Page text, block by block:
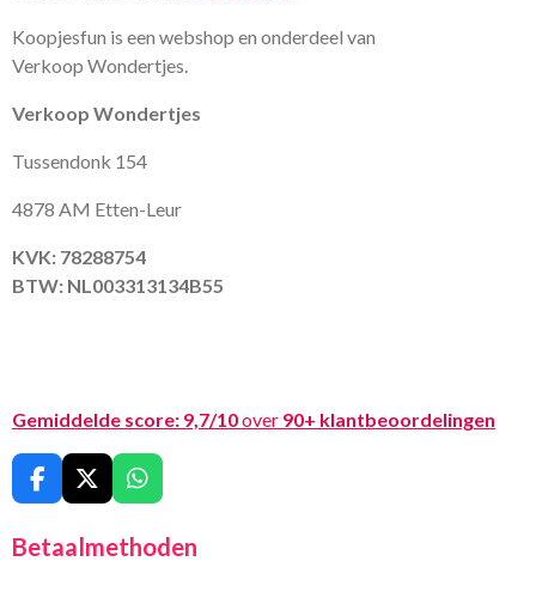
Koopjesfun is een webshop en onderdeel van
Verkoop Wondertjes.
Verkoop Wondertjes
Tussendonk 154
4878 AM Etten-Leur
KVK: 78288754
BTW: NL003313134B55
Gemiddelde score: 9,7/10over 90+ klantbeoordelingen
F
a
c
e
X
W
h
t
Betaalmethoden